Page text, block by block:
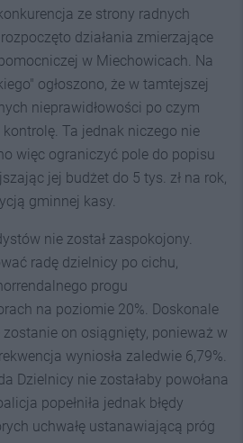
ze strony radnych
działania zmierzające
w Miechowicach. Na
ogłoszono, że w tamtejszej
nieprawidłowości po czym
Ta jednak niczego nie
więc ograniczyć pole do popisu
jej budżet do 5 tys. zł na rok,
gminnej kasy.
nie został zaspokojony.
radę dzielnicy po cichu,
progu
na poziomie 20%. Doskonale
on osiągnięty, ponieważ w
wyniosła zaledwie 6,79%.
Dzielnicy nie zostałaby powołana
popełniła jednak błędy
uchwałę ustanawiającą próg